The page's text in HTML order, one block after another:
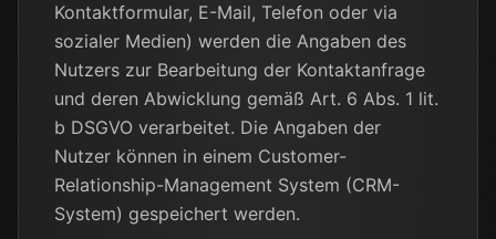
Kontaktformular, E-Mail, Telefon oder via
sozialer Medien) werden die Angaben des
Nutzers zur Bearbeitung der Kontaktanfrage
und deren Abwicklung gemäß Art. 6 Abs. 1 lit.
b DSGVO verarbeitet. Die Angaben der
Nutzer können in einem Customer-
Relationship-Management System (CRM-
System) gespeichert werden.